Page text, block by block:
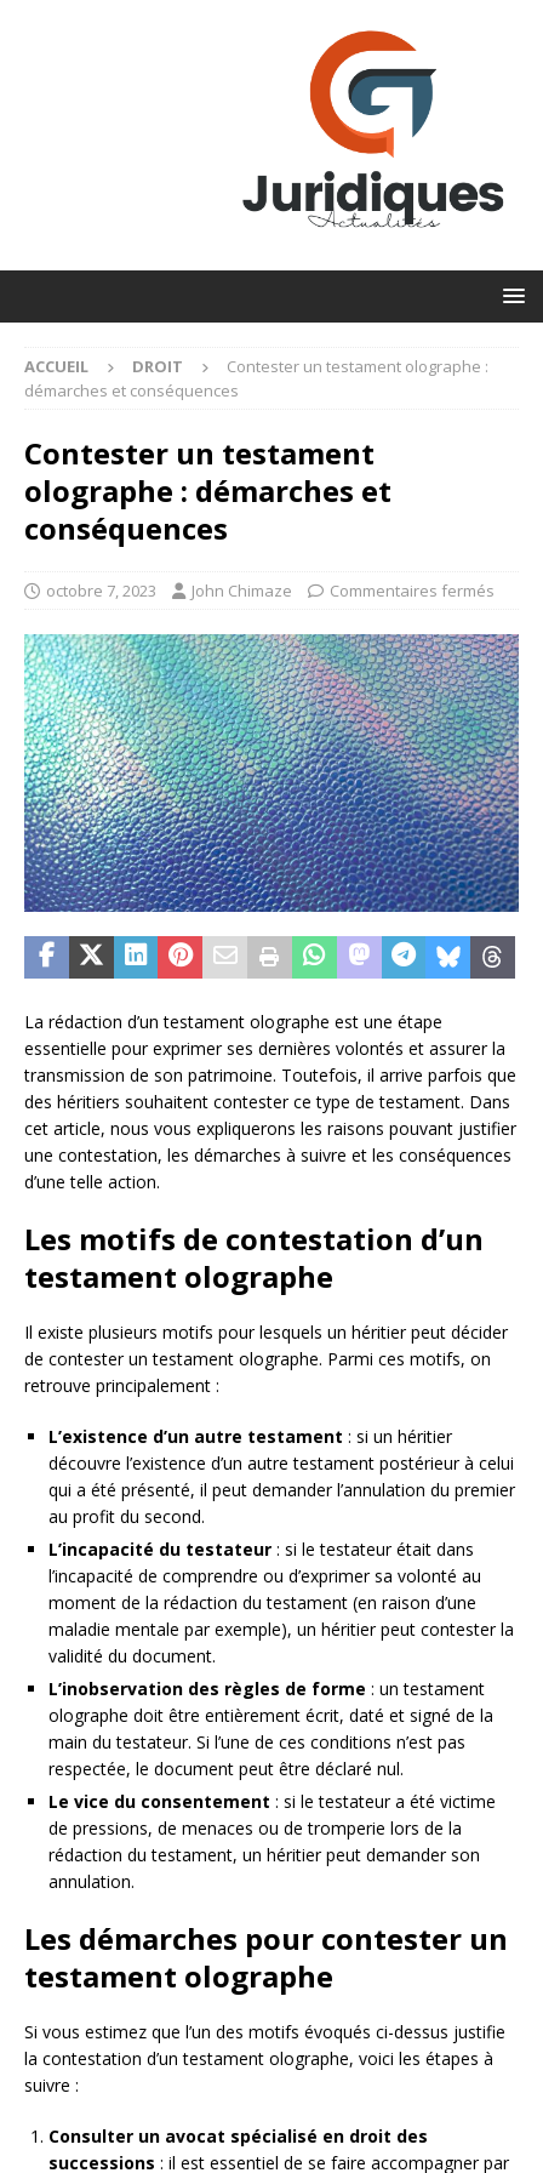
ACCUEIL DROIT
Contester un testament olographe :
démarches et conséquences
Contester un testament
olographe : démarches et
conséquences
octobre 7, 2023 John Chimaze Commentaires fermés
La rédaction d’un testament olographe est une étape
essentielle pour exprimer ses dernières volontés et assurer la
transmission de son patrimoine. Toutefois, il arrive parfois que
des héritiers souhaitent contester ce type de testament. Dans
cet article, nous vous expliquerons les raisons pouvant justifier
une contestation, les démarches à suivre et les conséquences
d’une telle action.
Les motifs de contestation d’un
testament olographe
Il existe plusieurs motifs pour lesquels un héritier peut décider
de contester un testament olographe. Parmi ces motifs, on
retrouve principalement :
L’existence d’un autre testament : si un héritier
découvre l’existence d’un autre testament postérieur à celui
qui a été présenté, il peut demander l’annulation du premier
au profit du second.
L’incapacité du testateur : si le testateur était dans
l’incapacité de comprendre ou d’exprimer sa volonté au
moment de la rédaction du testament (en raison d’une
maladie mentale par exemple), un héritier peut contester la
validité du document.
L’inobservation des règles de forme : un testament
olographe doit être entièrement écrit, daté et signé de la
main du testateur. Si l’une de ces conditions n’est pas
respectée, le document peut être déclaré nul.
Le vice du consentement : si le testateur a été victime
de pressions, de menaces ou de tromperie lors de la
rédaction du testament, un héritier peut demander son
annulation.
Les démarches pour contester un
testament olographe
Si vous estimez que l’un des motifs évoqués ci-dessus justifie
la contestation d’un testament olographe, voici les étapes à
suivre :
Consulter un avocat spécialisé en droit des
successions : il est essentiel de se faire accompagner par